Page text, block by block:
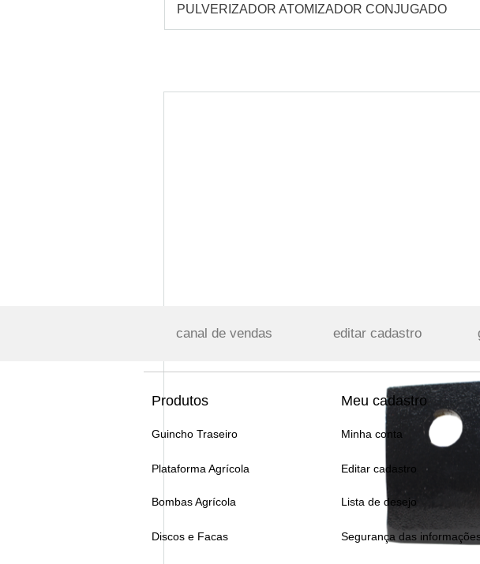
PULVERIZADOR ATOMIZADOR CONJUGADO
canal de vendas editar cadastro
Produtos Meu cadastro
Guincho Traseiro Minha conta
Plataforma Agrícola Editar cadastro
Bombas Agrícola Lista de desejo
Discos e Facas Segurança das